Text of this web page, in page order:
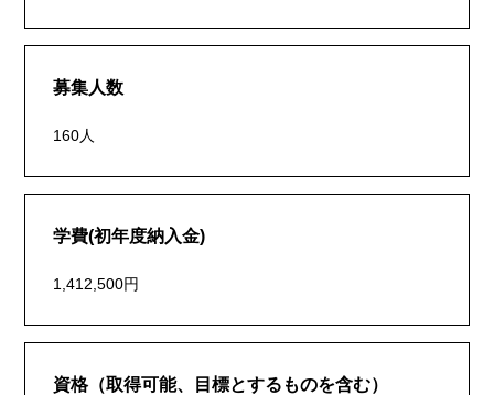
募集人数
160人
学費(初年度納入金)
1,412,500円
資格（取得可能、目標とするものを含む）